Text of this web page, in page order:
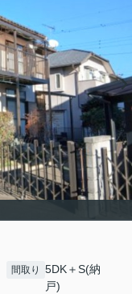
間取り
5DK＋S(納
戸)